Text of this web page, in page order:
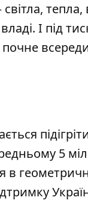
– світла,
владі. І під
почне
5
в